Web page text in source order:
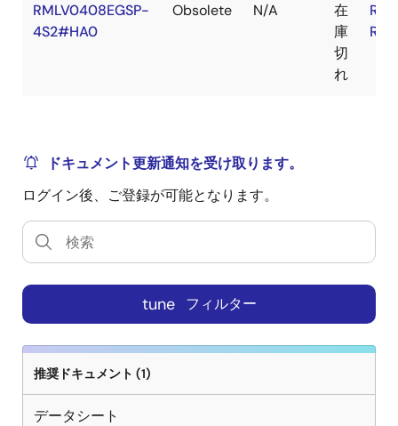
RMLV0408EGSP-
4S2#HA0
Obsolete N/A
在
庫
切
れ
ドキュメント更新通知を受け取ります。
ログイン後、ご登録が可能となります。
tune フィルター
推奨ドキュメント (1)
データシート